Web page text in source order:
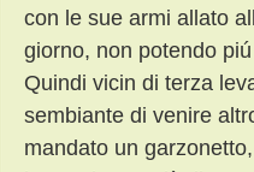
con le sue armi allato
giorno, non potendo
Quindi vicin di terza
sembiante di venire
mandato un